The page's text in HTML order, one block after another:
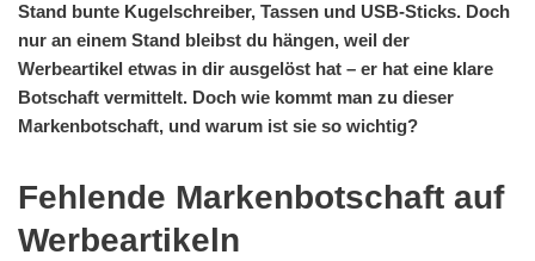
Stand bunte Kugelschreiber, Tassen und USB-Sticks. Doch
nur an einem Stand bleibst du hängen, weil der
Werbeartikel etwas in dir ausgelöst hat – er hat eine klare
Botschaft vermittelt. Doch wie kommt man zu dieser
Markenbotschaft, und warum ist sie so wichtig?
Fehlende Markenbotschaft auf
Werbeartikeln